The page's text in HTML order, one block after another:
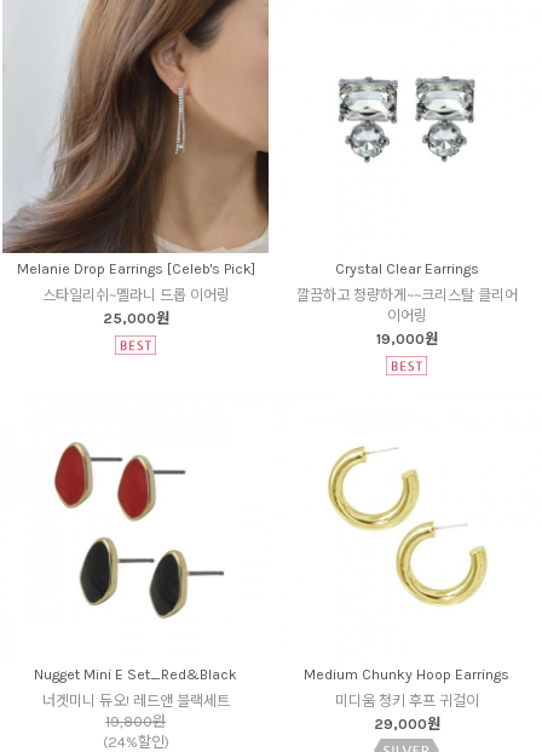
Melanie Drop Earrings [Celeb's Pick]
스타일리쉬~멜라니 드롭 이어링
25,000원
Crystal Clear Earrings
깔끔하고 청량하게~~크리스탈 클리어
이어링
19,000원
Nugget Mini E Set_Red&Black
너겟미니 듀오! 레드앤 블랙세트
19,800원
(24%할인)
Medium Chunky Hoop Earrings
미디움 청키 후프 귀걸이
29,000원